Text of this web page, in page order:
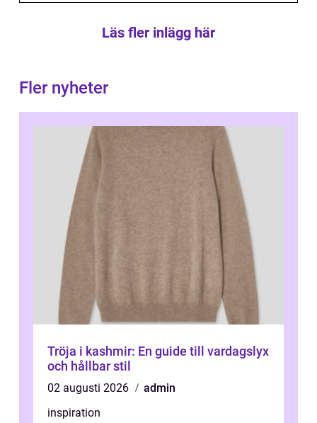
Läs fler inlägg här
Fler nyheter
Tröja i kashmir: En guide till vardagslyx
och hållbar stil
02 augusti 2026
admin
inspiration